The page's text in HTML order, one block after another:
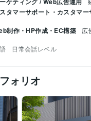
タマーサポート・カスタマ
制作・HP作成・EC構築 広
日常会話レベル
ォリオ